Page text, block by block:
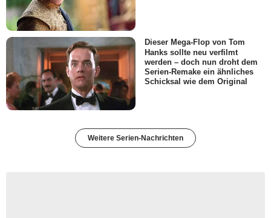
Dieser Mega-Flop von Tom
Hanks sollte neu verfilmt
werden – doch nun droht dem
Serien-Remake ein ähnliches
Schicksal wie dem Original
Weitere Serien-Nachrichten